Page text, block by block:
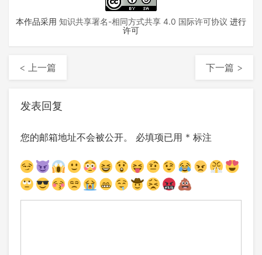
本作品采用 知识共享署名-相同方式共享 4.0 国际许可协议 进行
许可
< 上一篇 下一篇 >
发表回复
您的邮箱地址不会被公开。 必填项已用 * 标注